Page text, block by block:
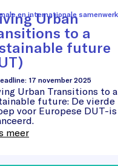
en internationale
Urban
to a
future
: 17 november 2025
Urban Transitions to a
future: De vierde
voor Europese DUT-is
meer